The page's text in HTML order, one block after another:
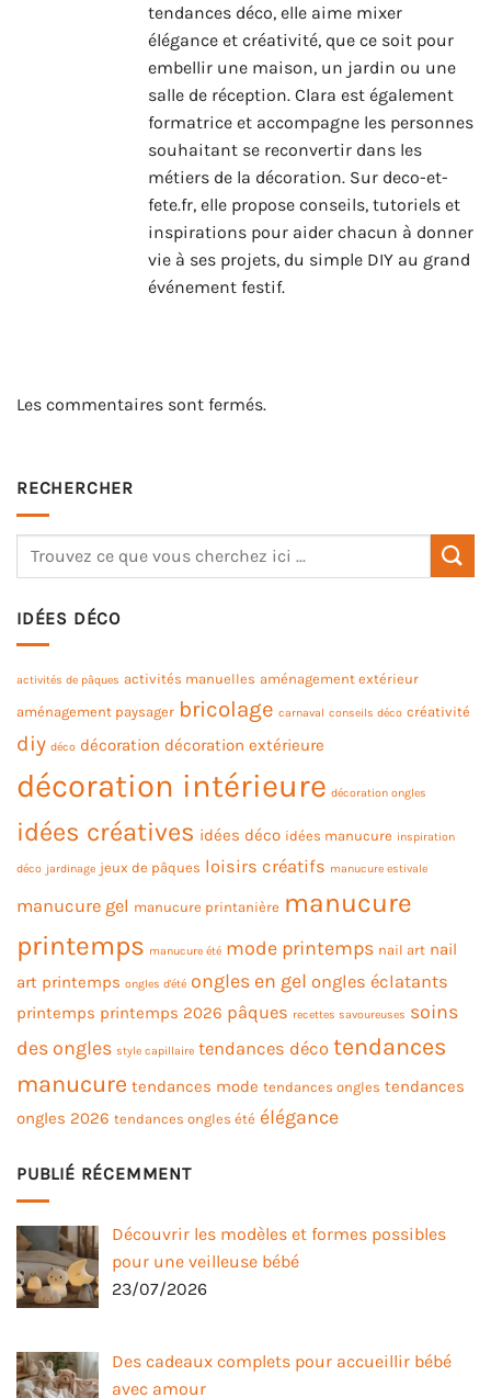
tendances déco, elle aime mixer
élégance et créativité, que ce soit pour
embellir une maison, un jardin ou une
salle de réception. Clara est également
formatrice et accompagne les personnes
souhaitant se reconvertir dans les
métiers de la décoration. Sur deco-et-
fete.fr, elle propose conseils, tutoriels et
inspirations pour aider chacun à donner
vie à ses projets, du simple DIY au grand
événement festif.
Les commentaires sont fermés.
RECHERCHER
IDÉES DÉCO
activités de pâques activités manuelles aménagement extérieur
aménagement paysager bricolage carnaval conseils déco créativité
diy déco décoration décoration extérieure
décoration intérieure décoration ongles
idées créatives idées déco idées manucure inspiration
déco jardinage jeux de pâques loisirs créatifs manucure estivale
manucure gel manucure printanière manucure
printemps manucure été mode printemps nail art nail
art printemps ongles d'été ongles en gel ongles éclatants
printemps printemps 2026 pâques recettes savoureuses soins
des ongles style capillaire tendances déco tendances
manucure tendances mode tendances ongles tendances
ongles 2026 tendances ongles été élégance
PUBLIÉ RÉCEMMENT
Découvrir les modèles et formes possibles
pour une veilleuse bébé
23/07/2026
Des cadeaux complets pour accueillir bébé
avec amour